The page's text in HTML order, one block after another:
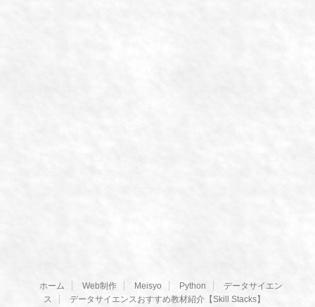
ホーム Web制作 Meisyo Python
データサイエン
ス
データサイエンスおすすめ教材紹介【Skill Stacks】